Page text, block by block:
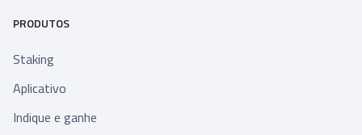
PRODUTOS
Staking
Aplicativo
Indique e ganhe